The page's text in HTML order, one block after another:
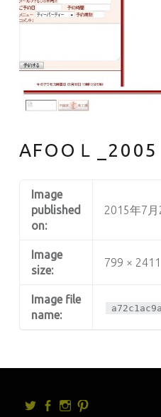
AFOOＬ_2005
Image
published
on:
2015年7月
Image
size:
799 ×
Image file
name:
Twitterfacebook
Instagram